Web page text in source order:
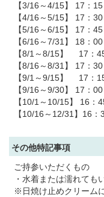
【3/16～4/15】 17：15
【4/16～5/15】 17：30
【5/16～6/15】 17：45
【6/16～7/31】 18：00
【8/1～8/15】 17：
【8/16～8/31】 17：30
【9/1～9/15】 17：
【9/16～9/30】 17：00
【10/1～10/15】 16：
【10/16～12/31】16：
その他特記事項
ご持参いただくもの
・水着または濡れても
※日焼け止めクリーム